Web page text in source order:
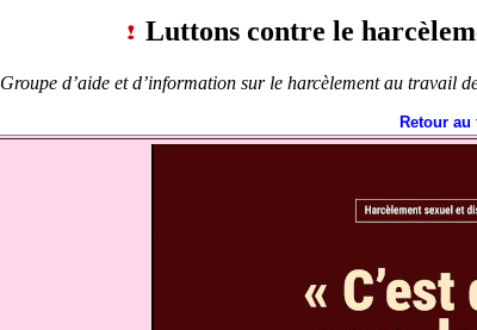
Luttons contre le
Groupe d’aide et d’information sur le harcèlement au travail
Retour au